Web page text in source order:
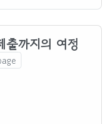
출까지의 여정